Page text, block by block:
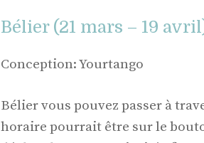
Bélier (21 mars – 19
Conception: Yourtango
Bélier vous pouvez passer à
horaire pourrait être sur le